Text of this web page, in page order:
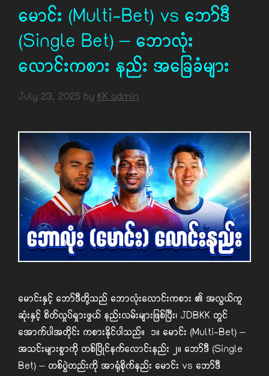
မောင်း (Multi-Bet) vs ဘော်ဒီ
(Single Bet) – ဘောလုံး
လောင်းကစား နည်း အခြေခံများ
July 23, 2025 by KK admin
မောင်းနှင့် ဘော်ဒီတို့သည် ဘောလုံးလောင်းကစား ၏ အလွယ်ကူ
ဆုံးနှင့် စိတ်လှုပ်ရှားဖွယ် နည်းလမ်းများဖြစ်ပြီး၊ JDBKK တွင်
အောက်ပါအတိုင်း ကစားနိုင်ပါသည်။ ၁။ မောင်း (Multi-Bet) –
အသင်းများစွာကို တစ်ပြိုင်နက်လောင်းနည်း ၂။ ဘော်ဒီ (Single
Bet) – တစ်ပွဲတည်းကို အာရုံစိုက်နည်း မောင်း vs ဘော်ဒီ